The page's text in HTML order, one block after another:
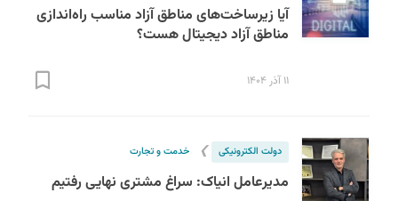
آیا زیرساخت‌های مناطق آزاد مناسب راه‌اندازی
مناطق آزاد دیجیتال هست؟
۱۱ آذر ۱۴۰۴
دولت الکترونیکی ❯ خدمت و تجارت
مدیرعامل انیاک: سراغ مشتری نهایی رفتیم